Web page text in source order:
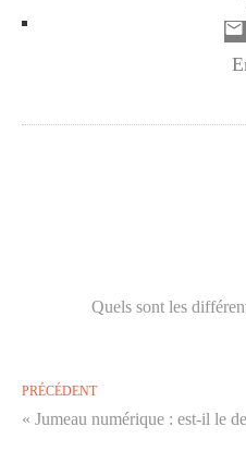
Quels sont les
PRÉCÉDENT
« Jumeau numérique : est-il le